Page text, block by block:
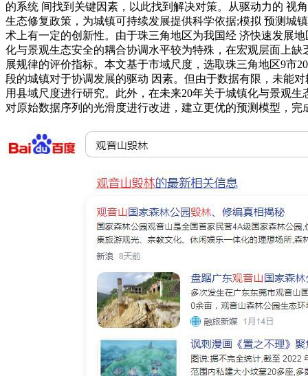
的系统 间找到关键因素，以此找到解决对策。从驱动力的 视
生态修复政策，为城镇可持续发展提供科学依据;模拟 预测城
术上有一定的创新性。由于珠三角地区为我国经 济快速发展
化与景观生态安全的耦合协调水平较为特殊，在宏观层面上
展规律的评价指标。本文基于市域尺度，选取珠三角地区9市
段的城镇对于协调发展的驱动 因素。但由于数据有限，未能
用县域尺度进行研究。此外，在未来20年关于城镇化与景观
对原始数据序列的光滑度进行改进，建立更优的预测模型，